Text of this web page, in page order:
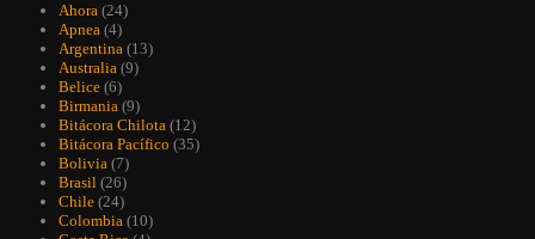
Ahora (24)
Apnea (4)
Argentina (13)
Australia (9)
Belice (6)
Birmania (9)
Bitácora Chilota (12)
Bitácora Pacífico (35)
Bolivia (7)
Brasil (26)
Chile (24)
Colombia (10)